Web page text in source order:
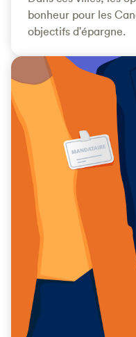
bonheur pour les
objectifs d'épargne.